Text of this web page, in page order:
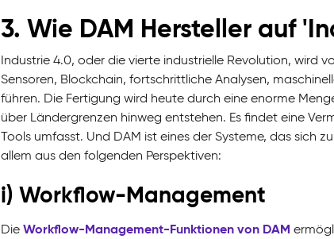
3. Wie DAM Hersteller auf
Industrie 4.0, oder die vierte industrielle Revolution, wird
Sensoren, Blockchain, fortschrittliche Analysen,
führen. Die Fertigung wird heute durch eine enorme
über Ländergrenzen hinweg entstehen. Es findet eine
Tools umfasst. Und DAM ist eines der Systeme, das sich
allem aus den folgenden Perspektiven:
i) Workflow-Management
Die Workflow-Management-Funktionen von DAM